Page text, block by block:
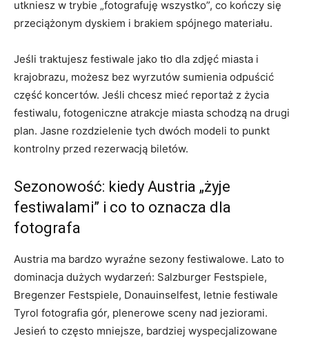
utkniesz w trybie „fotografuję wszystko”, co kończy się
przeciążonym dyskiem i brakiem spójnego materiału.
Jeśli traktujesz festiwale jako tło dla zdjęć miasta i
krajobrazu, możesz bez wyrzutów sumienia odpuścić
część koncertów. Jeśli chcesz mieć reportaż z życia
festiwalu, fotogeniczne atrakcje miasta schodzą na drugi
plan. Jasne rozdzielenie tych dwóch modeli to punkt
kontrolny przed rezerwacją biletów.
Sezonowość: kiedy Austria „żyje
festiwalami” i co to oznacza dla
fotografa
Austria ma bardzo wyraźne sezony festiwalowe. Lato to
dominacja dużych wydarzeń: Salzburger Festspiele,
Bregenzer Festspiele, Donauinselfest, letnie festiwale
Tyrol fotografia gór, plenerowe sceny nad jeziorami.
Jesień to często mniejsze, bardziej wyspecjalizowane